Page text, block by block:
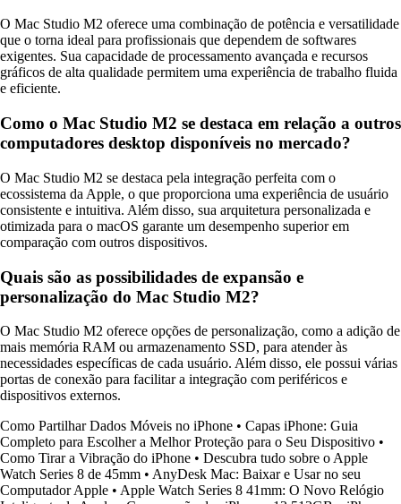
O Mac Studio M2 oferece uma combinação de potência e versatilidade
que o torna ideal para profissionais que dependem de softwares
exigentes. Sua capacidade de processamento avançada e recursos
gráficos de alta qualidade permitem uma experiência de trabalho fluida
e eficiente.
Como o Mac Studio M2 se destaca em relação a outros
computadores desktop disponíveis no mercado?
O Mac Studio M2 se destaca pela integração perfeita com o
ecossistema da Apple, o que proporciona uma experiência de usuário
consistente e intuitiva. Além disso, sua arquitetura personalizada e
otimizada para o macOS garante um desempenho superior em
comparação com outros dispositivos.
Quais são as possibilidades de expansão e
personalização do Mac Studio M2?
O Mac Studio M2 oferece opções de personalização, como a adição de
mais memória RAM ou armazenamento SSD, para atender às
necessidades específicas de cada usuário. Além disso, ele possui várias
portas de conexão para facilitar a integração com periféricos e
dispositivos externos.
Como Partilhar Dados Móveis no iPhone • Capas iPhone: Guia
Completo para Escolher a Melhor Proteção para o Seu Dispositivo •
Como Tirar a Vibração do iPhone • Descubra tudo sobre o Apple
Watch Series 8 de 45mm • AnyDesk Mac: Baixar e Usar no seu
Computador Apple • Apple Watch Series 8 41mm: O Novo Relógio